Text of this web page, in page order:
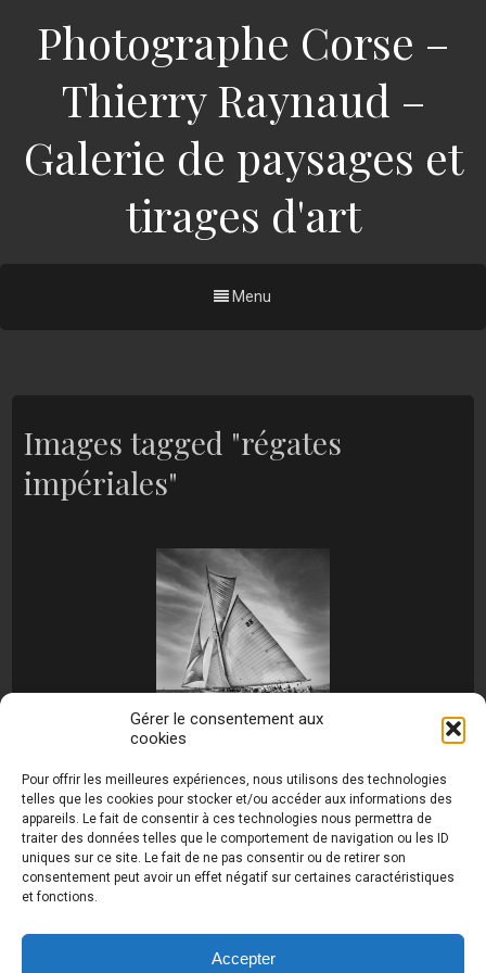
Gérer le consentement aux
cookies
Pour offrir les meilleures expériences, nous utilisons des technologies
telles que les cookies pour stocker et/ou accéder aux informations des
appareils. Le fait de consentir à ces technologies nous permettra de
traiter des données telles que le comportement de navigation ou les ID
uniques sur ce site. Le fait de ne pas consentir ou de retirer son
consentement peut avoir un effet négatif sur certaines caractéristiques
et fonctions.
Accepter
Photographe Corse –
Thierry Raynaud –
Galerie de paysages et
tirages d'art
Menu
Images tagged "régates
impériales"
raynaud.com ©
Toutes les photos de ce site sont